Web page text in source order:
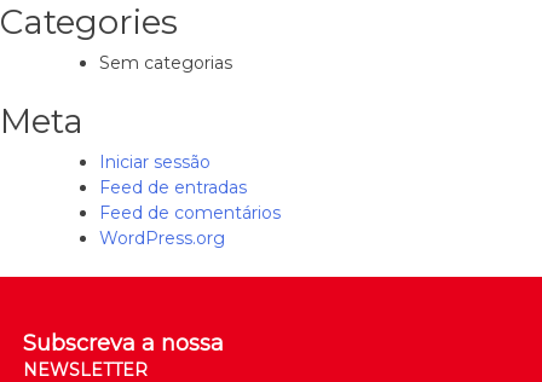
Categories
Sem categorias
Meta
Iniciar sessão
Feed de entradas
Feed de comentários
WordPress.org
Subscreva a nossa
NEWSLETTER